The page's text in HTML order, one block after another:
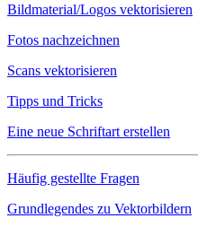
Bildmaterial/Logos vektorisieren
Fotos nachzeichnen
Scans vektorisieren
Tipps und Tricks
Eine neue Schriftart erstellen
Häufig gestellte Fragen
Grundlegendes zu Vektorbildern